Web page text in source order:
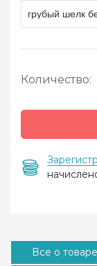
грубый шелк
Количество:
Все о товаре